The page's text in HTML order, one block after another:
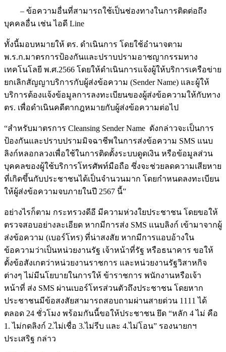
– ข้อความอื่นที่สามารถใช้เป็นช่องทางในการติดต่อถึง
บุคคลอื่น เช่น ไอดี Line
ทั้งนี้มอบหมายให้ ตร. ดำเนินการ โดยใช้อำนาจตาม
พ.ร.ก.มาตรการป้องกันและปราบปรามอาชญากรรมทาง
เทคโนโลยี พ.ศ.2566 โดยให้ดำเนินการแจ้งผู้ให้บริการเครือข่าย
ยกเลิกสัญญาบริการกับผู้ส่งข้อความ (Sender Name) และผู้ให้
บริการต้องแจ้งข้อมูลการลงทะเบียนของผู้ส่งข้อความให้กับทาง
ตร. เพื่อดำเนินคดีตากฎหมายกับผู้ส่งข้อความต่อไป
“สำหรับมาตรการ Cleansing Sender Name ดังกล่าวจะเป็นการ
ป้องกันและปราบปรามมิจฉาชีพในการส่งข้อความ SMS แนบ
ลิงก์หลอกลวงเพื่อใช้ในการติดตั้งระบบดูดเงิน หรือข้อมูลส่วน
บุคคลของผู้ใช้บริการโทรศัพท์มือถือ ซึ่งจะช่วยลดความเสียหาย
ที่เกิดขึ้นกับประชาชนได้เป็นจำนวนมาก โดยกำหนดลงทะเบียน
ให้ผู้ส่งข้อความจบภายในปี 2567 นี้”
อย่างไรก็ตาม กระทรวงดีอี มีความห่วงใยประชาชน โดยขอให้
ตรวจสอบอย่างละเอียด หากมีการส่ง SMS แนบลิงก์ เข้ามาจากผู้
ส่งข้อความ (เบอร์โทร) ที่น่าสงสัย หากมีการแอบอ้างใน
ข้อความว่าเป็นหน่วยงานรัฐ เจ้าหน้าที่รัฐ หรือธนาคาร ขอให้
ตั้งข้อสังเกตว่าหน่วยงานราชการ และหน่วยงานรัฐวิสาหกิจ
ต่างๆ ไม่มีนโยบายในการให้ ข้าราชการ พนักงานหรือเจ้า
หน้าที่ ส่ง SMS ผ่านเบอร์โทรส่วนตัวถึงประชาชน โดยหาก
ประชาชนมีข้อสงสัยสามารถสอบถามผ่านสายด่วน 1111 ได้
ตลอด 24 ชั่วโมง พร้อมกันนี้ขอให้ประชาชน ยึด “หลัก 4 ไม่ คือ
1. ไม่กดลิงก์ 2.ไม่เชื่อ 3.ไม่รีบ และ 4.ไม่โอน” รองนายกฯ
ประเสริฐ กล่าว